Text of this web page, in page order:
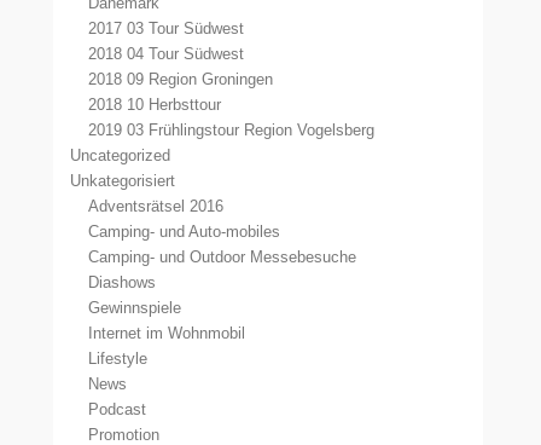
2017 03 Tour Südwest
2018 04 Tour Südwest
2018 09 Region Groningen
2018 10 Herbsttour
2019 03 Frühlingstour Region Vogelsberg
Uncategorized
Unkategorisiert
Adventsrätsel 2016
Camping- und Auto-mobiles
Camping- und Outdoor Messebesuche
Diashows
Gewinnspiele
Internet im Wohnmobil
Lifestyle
News
Podcast
Promotion